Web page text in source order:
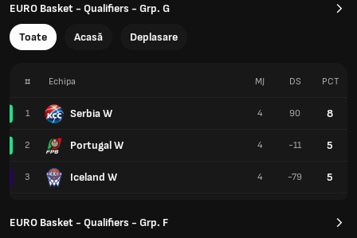
EURO Basket - Qualifiers - Grp. G
Toate Acasă Deplasare
# Echipa
1 Serbia W
2 Portugal W
3 Iceland W
MJ DS PCT
4 90 8
4 -11 5
4 -79 5
EURO Basket - Qualifiers - Grp. F